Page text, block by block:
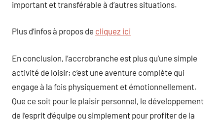
important et transférable à d’autres situations.
Plus d’infos à propos de cliquez ici
En conclusion, l’accrobranche est plus qu’une simple
activité de loisir; c’est une aventure complète qui
engage à la fois physiquement et émotionnellement.
Que ce soit pour le plaisir personnel, le développement
de l’esprit d’équipe ou simplement pour profiter de la